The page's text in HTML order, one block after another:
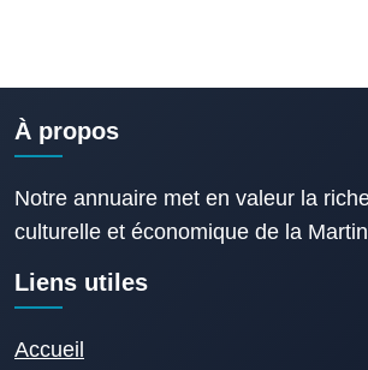
À propos
Notre annuaire met en valeur la
culturelle et économique de la
Liens utiles
Accueil